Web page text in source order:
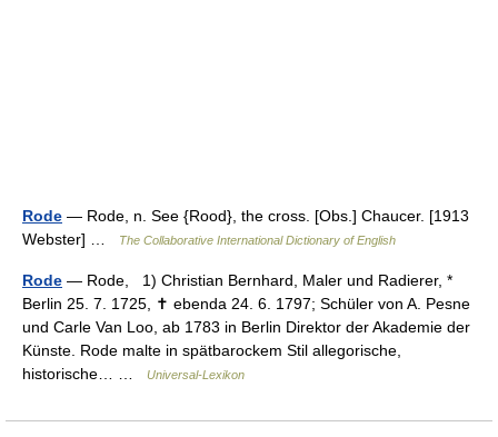
Rode — Rode, n. See {Rood}, the cross. [Obs.] Chaucer. [1913
Webster] …
The Collaborative International Dictionary of English
Rode — Rode, 1) Christian Bernhard, Maler und Radierer, *
Berlin 25. 7. 1725, ✝ ebenda 24. 6. 1797; Schüler von A. Pesne
und Carle Van Loo, ab 1783 in Berlin Direktor der Akademie der
Künste. Rode malte in spätbarockem Stil allegorische,
historische… …
Universal-Lexikon